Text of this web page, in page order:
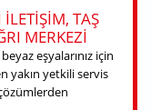
TAŞ
MERKEZI
eşyalarınız için
yakın yetkili servis